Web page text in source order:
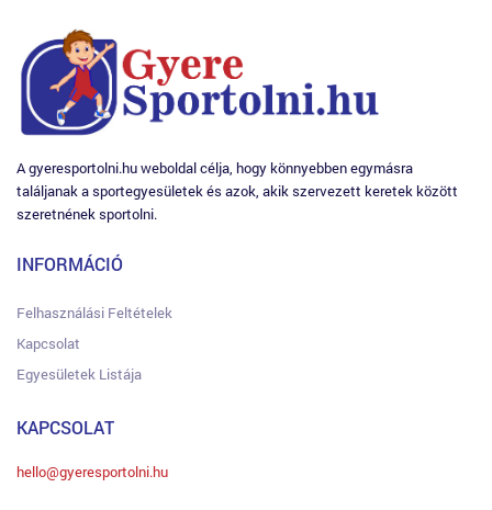
A gyeresportolni.hu weboldal célja, hogy könnyebben egymásra
találjanak a sportegyesületek és azok, akik szervezett keretek között
szeretnének sportolni.
INFORMÁCIÓ
Felhasználási Feltételek
Kapcsolat
Egyesületek Listája
KAPCSOLAT
hello@gyeresportolni.hu